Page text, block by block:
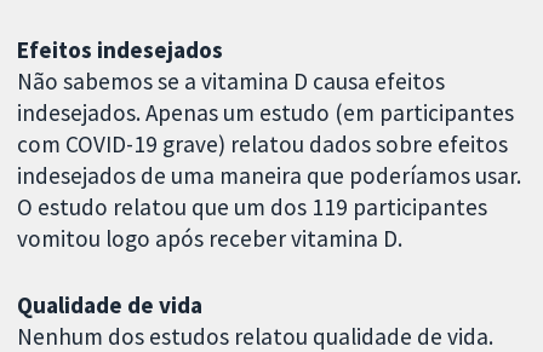
Efeitos indesejados
Não sabemos se a vitamina D causa efeitos
indesejados. Apenas um estudo (em participantes
com COVID-19 grave) relatou dados sobre efeitos
indesejados de uma maneira que poderíamos usar.
O estudo relatou que um dos 119 participantes
vomitou logo após receber vitamina D.
Qualidade de vida
Nenhum dos estudos relatou qualidade de vida.